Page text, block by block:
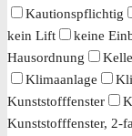
Kautionspflichtig
kein Lift
keine
Hausordnung
Klimaanlage
Kunststofffenster
Kunststofffenster, 2-